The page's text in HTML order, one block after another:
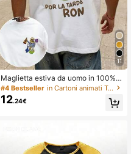
11
Maglietta estiva da uomo in 100% c
otone con stampa portoricana; abbi
gliamento estivo casual per occasio
ni quotidiane e festive, ideale per le
#4 Bestseller in Cartoni animati T-shirt da uomo
12.24€